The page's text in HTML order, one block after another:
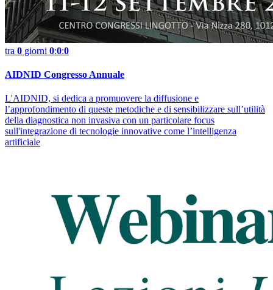
tra 0 giorni 0:0:0
AIDNID Congresso Annuale
L'AIDNID, si dedica a promuovere la diffusione e
l’approfondimento di queste metodiche e di sensibilizzare sull’utilità
della diagnostica non invasiva con un particolare focus
sull'integrazione di tecnologie innovative come l’intelligenza
artificiale